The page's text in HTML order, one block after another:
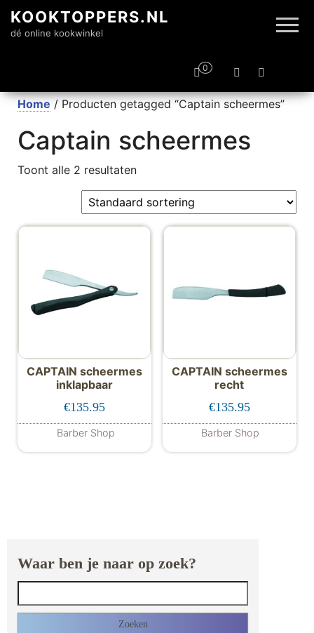
KOOKTOPPERS.NL
dé online kookwinkel
0
Home / Producten getagged “Captain scheermes”
Captain scheermes
Toont alle 2 resultaten
CAPTAIN scheermes
inklapbaar
€135.95
Barber Shop
CAPTAIN scheermes
recht
€135.95
Barber Shop
Waar ben je naar op zoek?